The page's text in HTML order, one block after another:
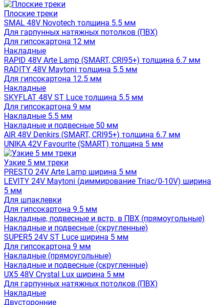
Плоские треки
SMAL 48V Novotech толщина 5.5 мм
Для гарпунных натяжных потолков (ПВХ)
Для гипсокартона 12 мм
Накладные
RAPID 48V Arte Lamp (SMART, CRI95+) толщина 6.7 мм
RADITY 48V Maytoni толщина 5.5 мм
Для гипсокартона 12.5 мм
Накладные
SKYFLAT 48V ST Luce толщина 5.5 мм
Для гипсокартона 9 мм
Накладные 5.5 мм
Накладные и подвесные 50 мм
AIR 48V Denkirs (SMART, CRI95+) толщина 6.7 мм
UNIKA 42V Favourite (SMART) толщина 5 мм
Узкие 5 мм треки
PRESTO 24V Arte Lamp ширина 5 мм
LEVITY 24V Maytoni (диммирование Triac/0-10V) ширина
5 мм
Для шпаклевки
Для гипсокартона 9.5 мм
Накладные, подвесные и встр. в ПВХ (прямоугольные)
Накладные и подвесные (скругленные)
SUPER5 24V ST Luce ширина 5 мм
Для гипсокартона 9 мм
Накладные (прямоугольные)
Накладные и подвесные (скругленные)
UX5 48V Crystal Lux ширина 5 мм
Для гарпунных натяжных потолков (ПВХ)
Накладные
Двусторонние